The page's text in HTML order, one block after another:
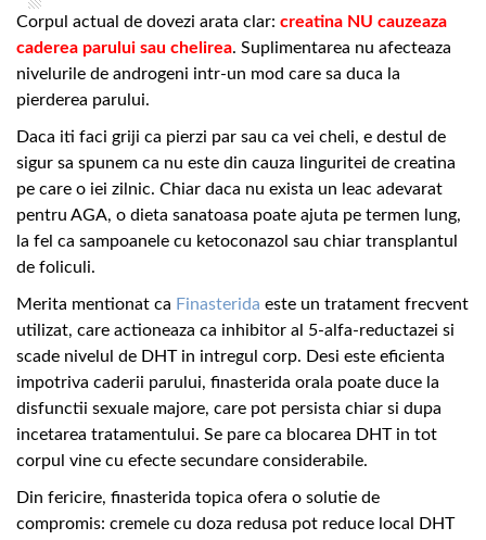
Corpul actual de dovezi arata clar: creatina NU cauzeaza
caderea parului sau chelirea. Suplimentarea nu afecteaza
nivelurile de androgeni intr-un mod care sa duca la
pierderea parului.
Daca iti faci griji ca pierzi par sau ca vei cheli, e destul de
sigur sa spunem ca nu este din cauza linguritei de creatina
pe care o iei zilnic. Chiar daca nu exista un leac adevarat
pentru AGA, o dieta sanatoasa poate ajuta pe termen lung,
la fel ca sampoanele cu ketoconazol sau chiar transplantul
de foliculi.
Merita mentionat ca Finasterida este un tratament frecvent
utilizat, care actioneaza ca inhibitor al 5-alfa-reductazei si
scade nivelul de DHT in intregul corp. Desi este eficienta
impotriva caderii parului, finasterida orala poate duce la
disfunctii sexuale majore, care pot persista chiar si dupa
incetarea tratamentului. Se pare ca blocarea DHT in tot
corpul vine cu efecte secundare considerabile.
Din fericire, finasterida topica ofera o solutie de
compromis: cremele cu doza redusa pot reduce local DHT